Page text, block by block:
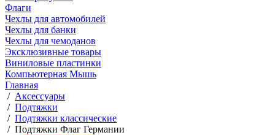
Флаги
Чехлы для автомобилей
Чехлы для банки
Чехлы для чемоданов
Эксклюзивные товары
Виниловые пластинки
Компьютерная Мышь
Главная
/ Аксессуары
/ Подтяжки
/ Подтяжки классические
/ Подтяжки Флаг Германии